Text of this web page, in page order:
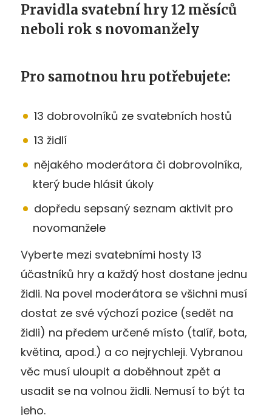
Pravidla svatební hry 12 měsíců
neboli rok s novomanžely
Pro samotnou hru potřebujete:
13 dobrovolníků ze svatebních hostů
13 židlí
nějakého moderátora či dobrovolníka,
který bude hlásit úkoly
dopředu sepsaný seznam aktivit pro
novomanžele
Vyberte mezi svatebními hosty 13
účastníků hry a každý host dostane jednu
židli. Na povel moderátora se všichni musí
dostat ze své výchozí pozice (sedět na
židli) na předem určené místo (talíř, bota,
květina, apod.) a co nejrychleji. Vybranou
věc musí uloupit a doběhnout zpět a
usadit se na volnou židli. Nemusí to být ta
jeho.